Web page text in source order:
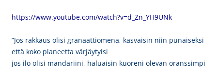
https://www.youtube.com/watch?v=d_Zn_YH9UNk
”Jos rakkaus olisi granaattiomena, kasvaisin niin punaiseksi
että koko planeetta värjäytyisi
jos ilo olisi mandariini, haluaisin kuoreni olevan oranssimpi